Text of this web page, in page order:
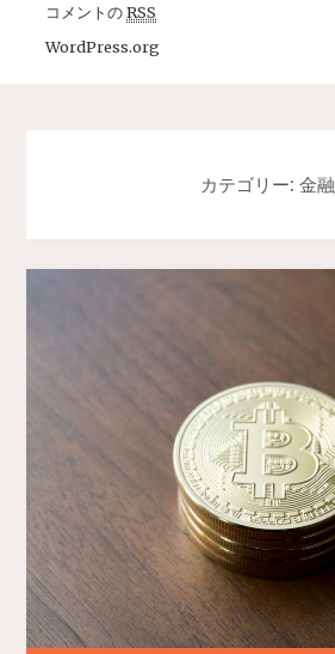
コメントのRSS
WordPress.org
カテゴリー: 金融